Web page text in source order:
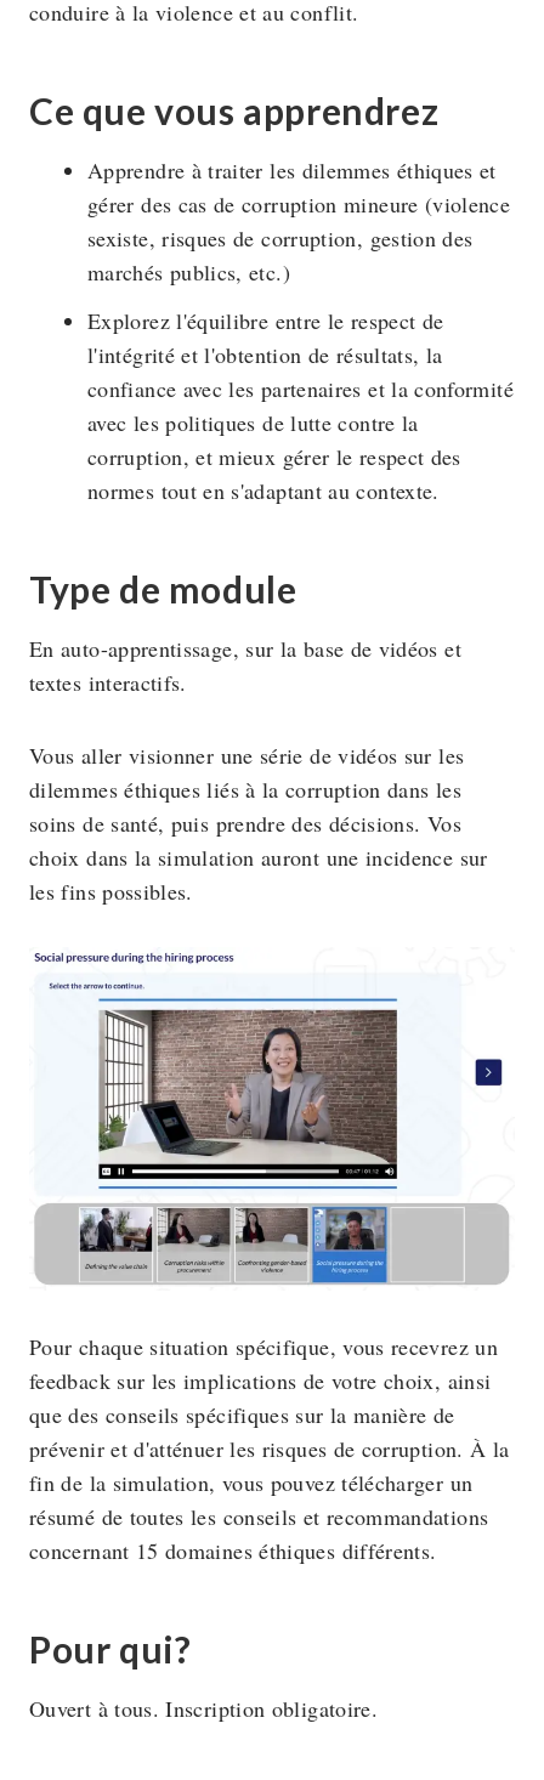
conduire à la violence et au conflit.
Ce que vous apprendrez
Apprendre à traiter les dilemmes éthiques et
gérer des cas de corruption mineure (violence
sexiste, risques de corruption, gestion des
marchés publics, etc.)
Explorez l'équilibre entre le respect de
l'intégrité et l'obtention de résultats, la
confiance avec les partenaires et la conformité
avec les politiques de lutte contre la
corruption, et mieux gérer le respect des
normes tout en s'adaptant au contexte.
Type de module
En auto-apprentissage, sur la base de vidéos et
textes interactifs.
Vous aller visionner une série de vidéos sur les
dilemmes éthiques liés à la corruption dans les
soins de santé, puis prendre des décisions. Vos
choix dans la simulation auront une incidence sur
les fins possibles.
Pour chaque situation spécifique, vous recevrez un
feedback sur les implications de votre choix, ainsi
que des conseils spécifiques sur la manière de
prévenir et d'atténuer les risques de corruption. À la
fin de la simulation, vous pouvez télécharger un
résumé de toutes les conseils et recommandations
concernant 15 domaines éthiques différents.
Pour qui?
Ouvert à tous. Inscription obligatoire.